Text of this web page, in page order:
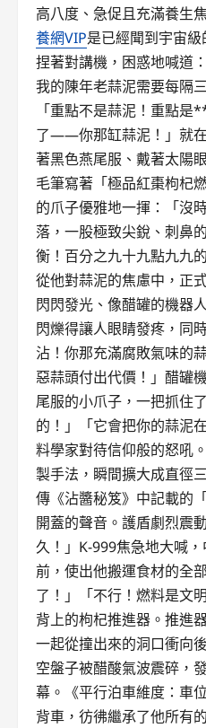
高八度、急促且充滿養生
養網VIP是已經聞到宇宙
捏著對講機，困惑地喊道
我的陳年老蒜泥需要每隔
「重點不是蒜泥！重點
了——你那缸蒜泥！」就在
著黑色燕尾服、戴著太陽
毛筆寫著「極品紅棗枸杞
的爪子優雅地一揮：「沒
落，一股極致尖銳、刺鼻
衡！百分之九十九點九九
從他對蒜泥的焦慮中，正
閃閃發光、像醋罐的機器
閃爍得讓人眼睛發疼，同
沾！你那充滿腐敗氣味的
惡蒜頭付出代價！」醋罐
尾服的小爪子，一把抓住
的！」「它會把你的蒜泥
料學家對待信仰般的怒吼
製手法，瞬間擴大成直徑
傳《沾醬秘笈》中記載的
開蓋的聲音。護盾劇烈震
久！」K-999焦急地大喊
前，使出他搬運食材的全
了！」「不行！燃料是文
背上的枸杞推進器。推進
一起從撞出來的洞口衝向
空盤子被醋酸氣波震碎，
幕。《平行泊車維度：車
背車，彷彿繼承了他所有